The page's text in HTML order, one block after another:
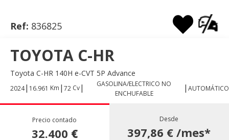
Ref: 836825
TOYOTA C-HR
Toyota C-HR 140H e-CVT 5P Advance
2024| 16.961 Km | 72 Cv|
GASOLINA/ELECTRICO NO
ENCHUFABLE
| AUTOMÁTICO
Precio contado
32.400 €
Desde
397,86 € /mes*